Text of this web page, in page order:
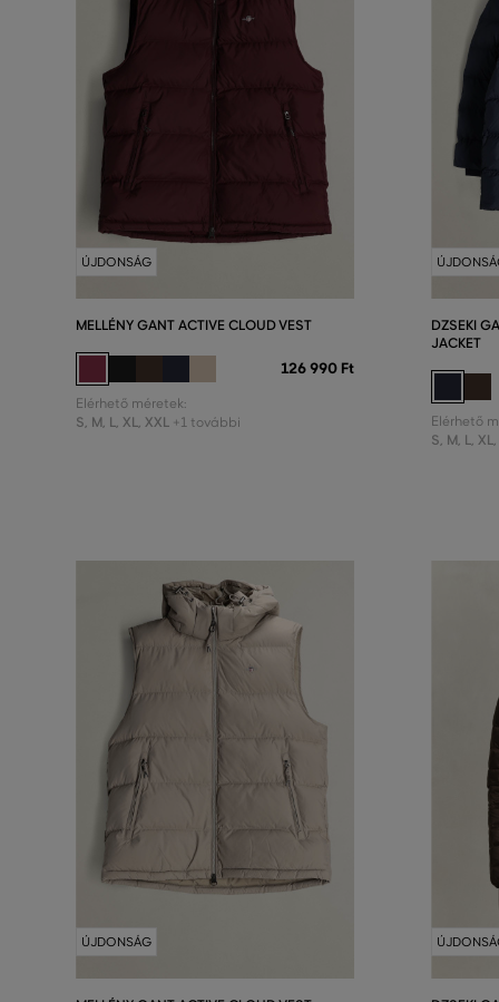
ÚJDONSÁG
MELLÉNY GANT ACTIVE CLOUD VEST
126 990 Ft
Elérhető méretek:
S, M, L, XL, XXL +1 további
DZSEKI
JACKET
Elérhető
S, M, L, XL,
ÚJDONSÁG